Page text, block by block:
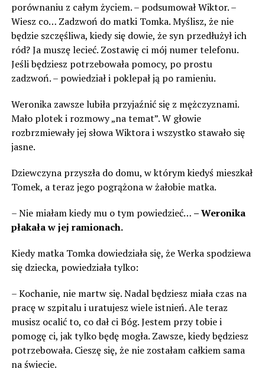
porównaniu z całym życiem. – podsumował Wiktor. –
Wiesz co… Zadzwoń do matki Tomka. Myślisz, że nie
będzie szczęśliwa, kiedy się dowie, że syn przedłużył ich
ród? Ja muszę lecieć. Zostawię ci mój numer telefonu.
Jeśli będziesz potrzebowała pomocy, po prostu
zadzwoń. – powiedział i poklepał ją po ramieniu.
Weronika zawsze lubiła przyjaźnić się z mężczyznami.
Mało plotek i rozmowy „na temat”. W głowie
rozbrzmiewały jej słowa Wiktora i wszystko stawało się
jasne.
Dziewczyna przyszła do domu, w którym kiedyś mieszkał
Tomek, a teraz jego pogrążona w żałobie matka.
– Nie miałam kiedy mu o tym powiedzieć… – Weronika
płakała w jej ramionach.
Kiedy matka Tomka dowiedziała się, że Werka spodziewa
się dziecka, powiedziała tylko:
– Kochanie, nie martw się. Nadal będziesz miała czas na
pracę w szpitalu i uratujesz wiele istnień. Ale teraz
musisz ocalić to, co dał ci Bóg. Jestem przy tobie i
pomogę ci, jak tylko będę mogła. Zawsze, kiedy będziesz
potrzebowała. Cieszę się, że nie zostałam całkiem sama
na świecie.